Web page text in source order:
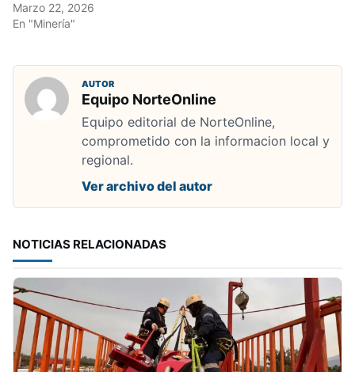
Marzo 22, 2026
En "Minería"
AUTOR
Equipo NorteOnline
Equipo editorial de NorteOnline,
comprometido con la informacion local y
regional.
Ver archivo del autor
NOTICIAS RELACIONADAS